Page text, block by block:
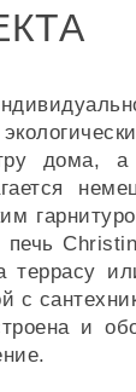
дома, а
печь
с
и